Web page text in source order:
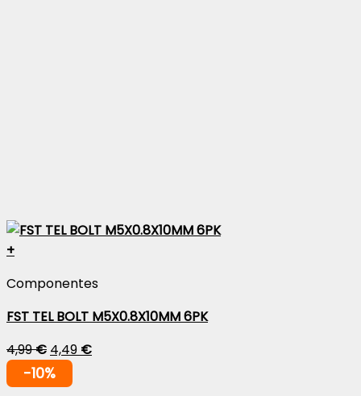
+
Componentes
FST TEL BOLT M5X0.8X10MM 6PK
4,99€ 4,49 €
-10%